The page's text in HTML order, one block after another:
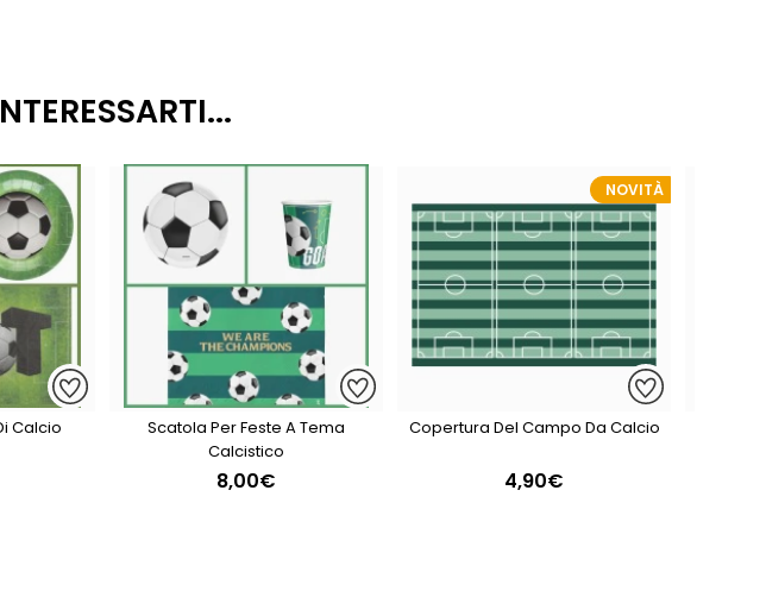
Calcio
Scatola Per Feste A Tema
Calcistico
8,00€
NOVITÀ
Copertura Del Campo Da Calcio
4,90€